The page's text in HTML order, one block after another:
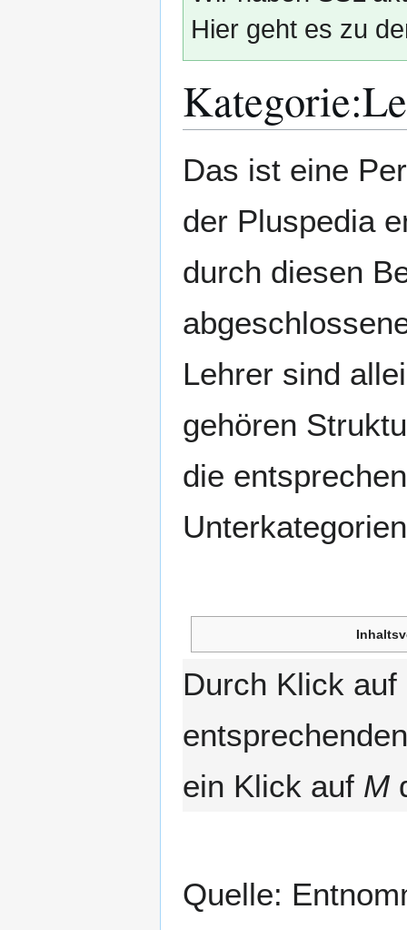
Hier geht es zu
Kategorie:
Navigation
Suche
Das ist eine
der Pluspedia
durch diesen
Lehrer sind
gehören
die
Durch Klick
ein Klick auf M
Quelle: